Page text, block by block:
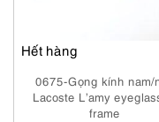
Hết hàng
0675-Gọng kính nam/
Lacoste L’amy
frame